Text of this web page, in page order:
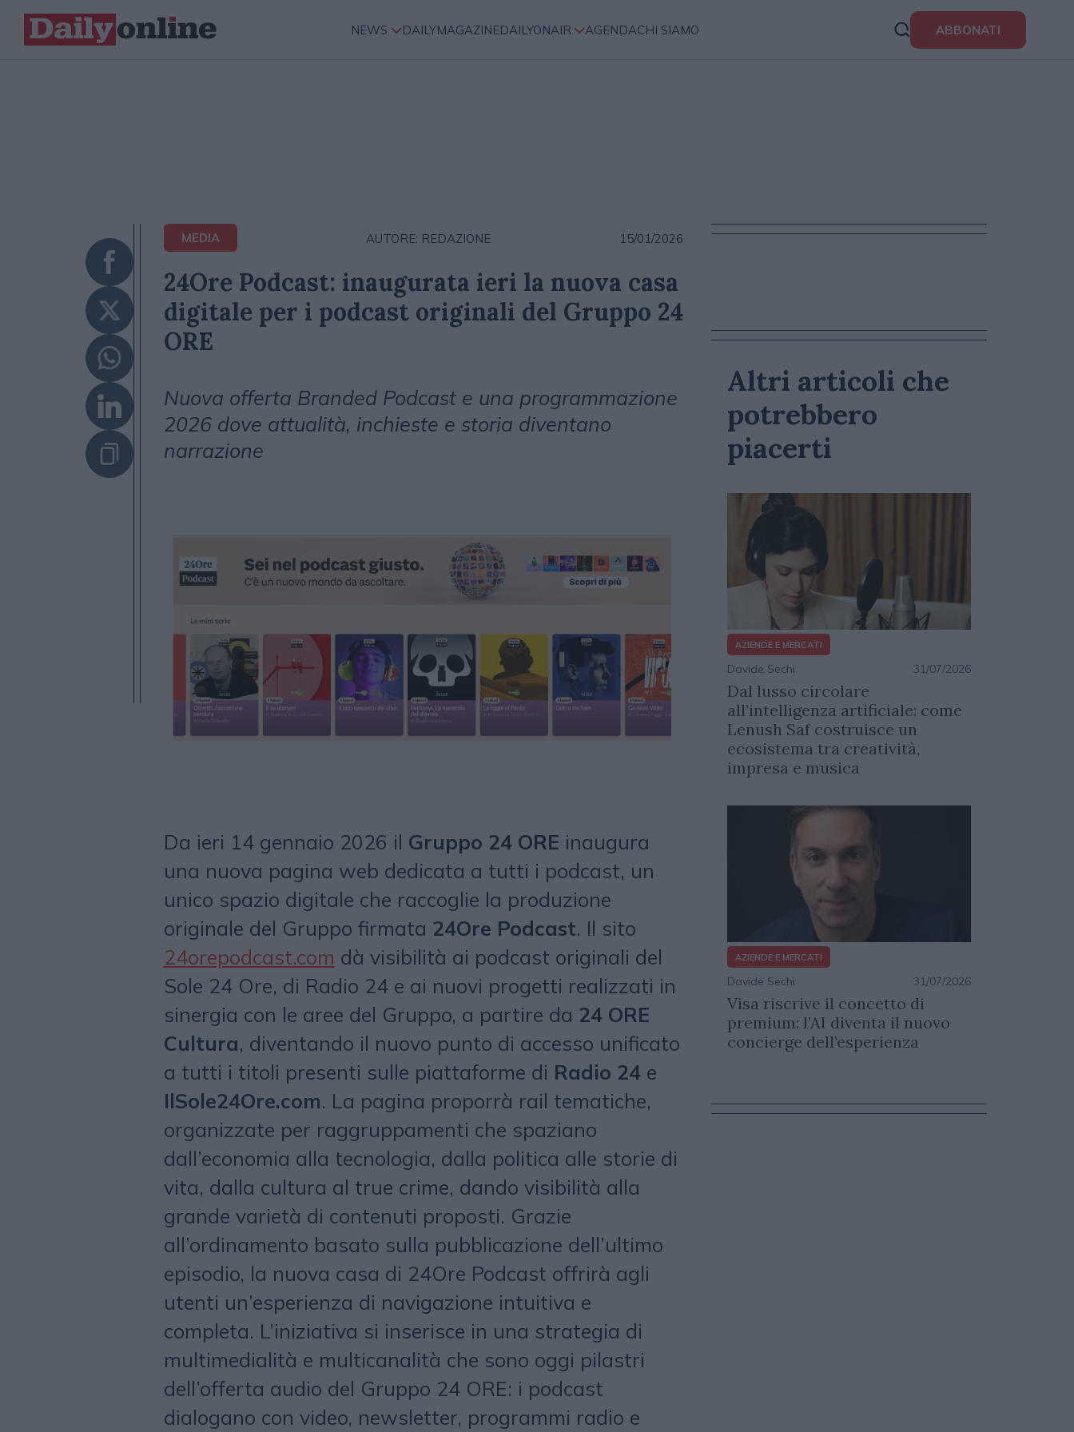
NEWS DAILYMAGAZINEDAILYONAIR AGENDACHI SIAMO ABBONATI
MEDIA AUTORE: REDAZIONE 15/01/2026
24Ore Podcast: inaugurata ieri la nuova casa
digitale per i podcast originali del Gruppo 24
ORE
Nuova offerta Branded Podcast e una programmazione
2026 dove attualità, inchieste e storia diventano
narrazione
Da ieri 14 gennaio 2026 il Gruppo 24 ORE inaugura
una nuova pagina web dedicata a tutti i podcast, un
unico spazio digitale che raccoglie la produzione
originale del Gruppo firmata 24Ore Podcast. Il sito
24orepodcast.com dà visibilità ai podcast originali del
Sole 24 Ore, di Radio 24 e ai nuovi progetti realizzati in
sinergia con le aree del Gruppo, a partire da 24 ORE
Cultura, diventando il nuovo punto di accesso unificato
a tutti i titoli presenti sulle piattaforme di Radio 24e
IlSole24Ore.com. La pagina proporrà rail tematiche,
organizzate per raggruppamenti che spaziano
dall’economia alla tecnologia, dalla politica alle storie di
vita, dalla cultura al true crime, dando visibilità alla
grande varietà di contenuti proposti. Grazie
all’ordinamento basato sulla pubblicazione dell’ultimo
episodio, la nuova casa di 24Ore Podcast offrirà agli
utenti un’esperienza di navigazione intuitiva e
completa. L’iniziativa si inserisce in una strategia di
multimedialità e multicanalità che sono oggi pilastri
dell’offerta audio del Gruppo 24 ORE: i podcast
dialogano con video, newsletter, programmi radio e
Altri articoli che
potrebbero
piacerti
AZIENDE E MERCATI
Davide Sechi 31/07/2026
Dal lusso circolare
all’intelligenza artificiale: come
Lenush Saf costruisce un
ecosistema tra creatività,
impresa e musica
AZIENDE E MERCATI
Davide Sechi 31/07/2026
Visa riscrive il concetto di
premium: l’AI diventa il nuovo
concierge dell’esperienza